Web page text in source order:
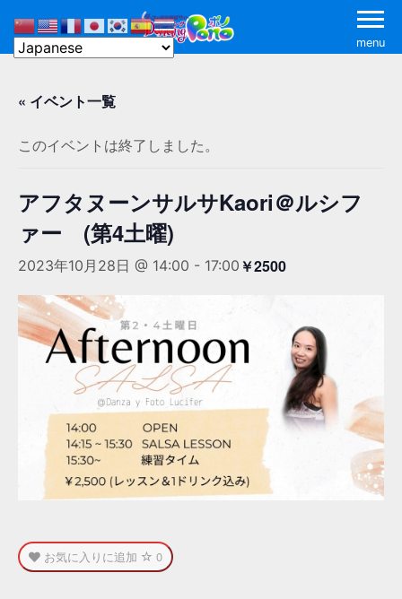
menu
« イベント一覧
このイベントは終了しました。
アフタヌーンサルサKaori＠ルシフ
ァー (第4土曜)
2023年10月28日 @ 14:00 - 17:00 ￥2500
お気に入りに追加 0